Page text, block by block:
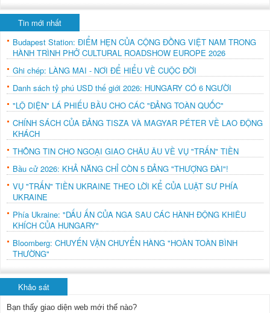
Tin mới nhất
Budapest Station: ĐIỂM HẸN CỦA CỘNG ĐỒNG VIỆT NAM TRONG
HÀNH TRÌNH PHỞ CULTURAL ROADSHOW EUROPE 2026
Ghi chép: LÀNG MAI - NƠI ĐỂ HIỂU VỀ CUỘC ĐỜI
Danh sách tỷ phú USD thế giới 2026: HUNGARY CÓ 6 NGƯỜI
"LỘ DIỆN" LÁ PHIẾU BẦU CHO CÁC "ĐẢNG TOÀN QUỐC"
CHÍNH SÁCH CỦA ĐẢNG TISZA VÀ MAGYAR PÉTER VỀ LAO ĐỘNG
KHÁCH
THÔNG TIN CHO NGOẠI GIAO CHÂU ÂU VỀ VỤ "TRẤN" TIỀN
Bầu cử 2026: KHẢ NĂNG CHỈ CÒN 5 ĐẢNG "THƯỢNG ĐÀI"!
VỤ "TRẤN" TIỀN UKRAINE THEO LỜI KỂ CỦA LUẬT SƯ PHÍA
UKRAINE
Phía Ukraine: "DẤU ẤN CỦA NGA SAU CÁC HÀNH ĐỘNG KHIÊU
KHÍCH CỦA HUNGARY"
Bloomberg: CHUYẾN VẬN CHUYỂN HÀNG "HOÀN TOÀN BÌNH
THƯỜNG"
Khảo sát
Bạn thấy giao diện web mới thế nào?